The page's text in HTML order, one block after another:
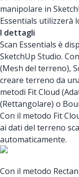
manipolare in
Essentials utilizzerà
I dettagli
Scan Essentials è
SketchUp Studio.
(Mesh del terreno),
creare terreno da
metodi Fit Cloud
(Rettangolare) o
Con il metodo Fit
ai dati del terreno
automaticamente.
Con il metodo